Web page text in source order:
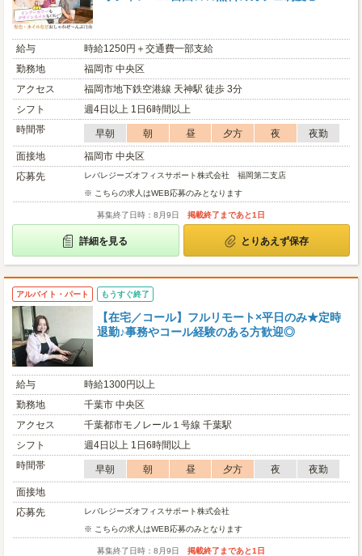
給与
時給1250円＋交通費一部支給
勤務地
福岡市 中央区
アクセス
福岡市地下鉄空港線 天神駅 徒歩 3分
シフト
週4日以上 1日6時間以上
時間帯
早朝 朝 昼 夕方 夜
夜勤
面接地
福岡市 中央区
応募先
レバレジーズオフィスサポート株式会社 福岡第二支店
※ こちらの求人はWEB応募のみとなります
募集終了日時：8月9日 掲載終了まであと1日
詳細を見る とりあえず保存
アルバイト・パート もうすぐ終了
【在宅／コール】フルリモート×平日のみ★定時
退勤♪事務やコール経験のある方歓迎◎
給与
時給1300円以上
勤務地
千葉市 中央区
アクセス
千葉都市モノレール１号線 千葉駅
シフト
週4日以上 1日6時間以上
時間帯
早朝 朝 昼 夕方 夜
夜勤
面接地
応募先
レバレジーズオフィスサポート株式会社
※ こちらの求人はWEB応募のみとなります
募集終了日時：8月9日 掲載終了まであと1日